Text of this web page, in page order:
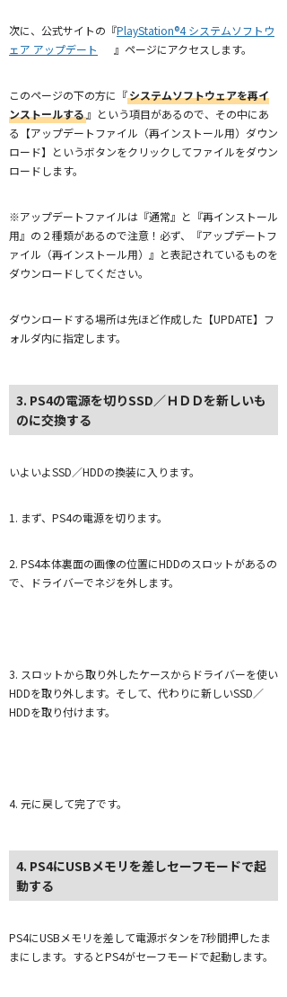
次に、公式サイトの『PlayStation®4 システムソフトウ
ェア アップデート
』ページにアクセスします。
このページの下の方に『システムソフトウェアを再イ
ンストールする 』という項目があるので、その中にあ
る【アップデートファイル（再インストール用）ダウン
ロード】というボタンをクリックしてファイルをダウン
ロードします。
※アップデートファイルは『通常』と『再インストール
用』の２種類があるので注意！必ず、『アップデートフ
ァイル（再インストール用）』と表記されているものを
ダウンロードしてください。
ダウンロードする場所は先ほど作成した【UPDATE】フ
ォルダ内に指定します。
3. PS4の電源を切りSSD／ＨＤＤを新しいも
のに交換する
いよいよSSD／HDDの換装に入ります。
1. まず、PS4の電源を切ります。
2. PS4本体裏面の画像の位置にHDDのスロットがあるの
で、ドライバーでネジを外します。
3. スロットから取り外したケースからドライバーを使い
HDDを取り外します。そして、代わりに新しいSSD／
HDDを取り付けます。
4. 元に戻して完了です。
4. PS4にUSBメモリを差しセーフモードで起
動する
PS4にUSBメモリを差して電源ボタンを7秒間押したま
まにします。するとPS4がセーフモードで起動します。